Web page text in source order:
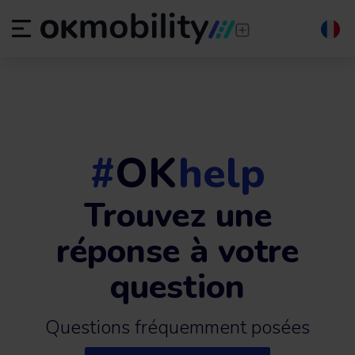
#OKhelp
Trouvez une
réponse à votre
question
Questions fréquemment posées